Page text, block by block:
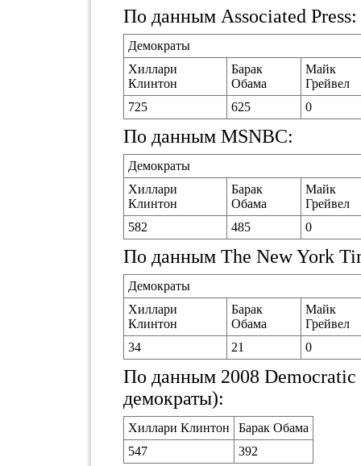
По данным Associated Press:
Демократы
Хиллари
Клинтон
Барак
Обама
Майк
Грейвел
725
625 0
По данным MSNBC:
Демократы
Хиллари
Клинтон
Барак
Обама
Майк
Грейвел
582
485 0
По данным The New York
Демократы
Хиллари
Клинтон
Барак
Обама
Майк
Грейвел
34
21 0
По данным 2008 Democratic
демократы):
Хиллари Клинтон
Барак Обама
547
392